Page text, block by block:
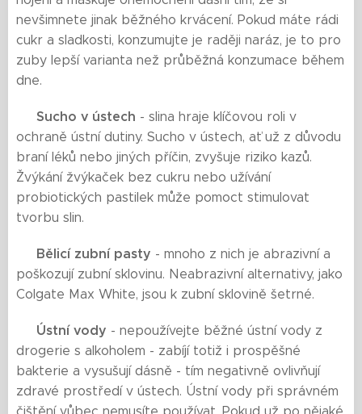
nevšimnete jinak běžného krvácení. Pokud máte rádi
cukr a sladkosti, konzumujte je raději naráz, je to pro
zuby lepší varianta než průběžná konzumace během
dne.
Sucho v ústech - slina hraje klíčovou roli v
ochraně ústní dutiny. Sucho v ústech, ať už z důvodu
braní léků nebo jiných příčin, zvyšuje riziko kazů.
Žvýkání žvýkaček bez cukru nebo užívání
probiotických pastilek může pomoct stimulovat
tvorbu slin.
Bělicí zubní pasty - mnoho z nich je abrazivní a
poškozují zubní sklovinu. Neabrazivní alternativy, jako
Colgate Max White, jsou k zubní sklovině šetrné.
Ústní vody - nepoužívejte běžné ústní vody z
drogerie s alkoholem - zabíjí totiž i prospěšné
bakterie a vysušují dásně - tím negativně ovlivňují
zdravé prostředí v ústech. Ústní vody při správném